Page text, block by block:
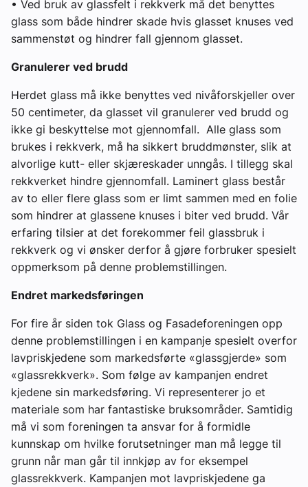
• Ved bruk av glassfelt i rekkverk må det benyttes
glass som både hindrer skade hvis glasset knuses ved
sammenstøt og hindrer fall gjennom glasset.
Granulerer ved brudd
Herdet glass må ikke benyttes ved nivåforskjeller over
50 centimeter, da glasset vil granulerer ved brudd og
ikke gi beskyttelse mot gjennomfall. Alle glass som
brukes i rekkverk, må ha sikkert bruddmønster, slik at
alvorlige kutt- eller skjæreskader unngås. I tillegg skal
rekkverket hindre gjennomfall. Laminert glass består
av to eller flere glass som er limt sammen med en folie
som hindrer at glassene knuses i biter ved brudd. Vår
erfaring tilsier at det forekommer feil glassbruk i
rekkverk og vi ønsker derfor å gjøre forbruker spesielt
oppmerksom på denne problemstillingen.
Endret markedsføringen
For fire år siden tok Glass og Fasadeforeningen opp
denne problemstillingen i en kampanje spesielt overfor
lavpriskjedene som markedsførte «glassgjerde» som
«glassrekkverk». Som følge av kampanjen endret
kjedene sin markedsføring. Vi representerer jo et
materiale som har fantastiske bruksområder. Samtidig
må vi som foreningen ta ansvar for å formidle
kunnskap om hvilke forutsetninger man må legge til
grunn når man går til innkjøp av for eksempel
glassrekkverk. Kampanjen mot lavpriskjedene ga